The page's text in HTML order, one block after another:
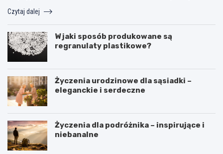
Czytaj dalej
W jaki sposób produkowane są
regranulaty plastikowe?
Życzenia urodzinowe dla sąsiadki –
eleganckie i serdeczne
Życzenia dla podróżnika – inspirujące i
niebanalne